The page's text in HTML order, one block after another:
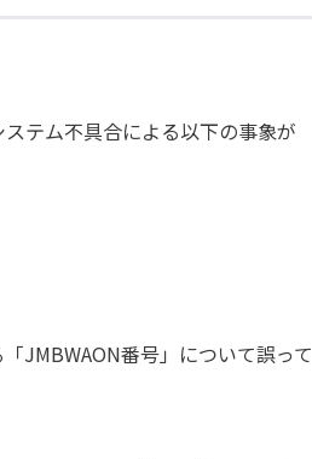
テム不具合による以下の事象が
JMBWAON番号」について誤って